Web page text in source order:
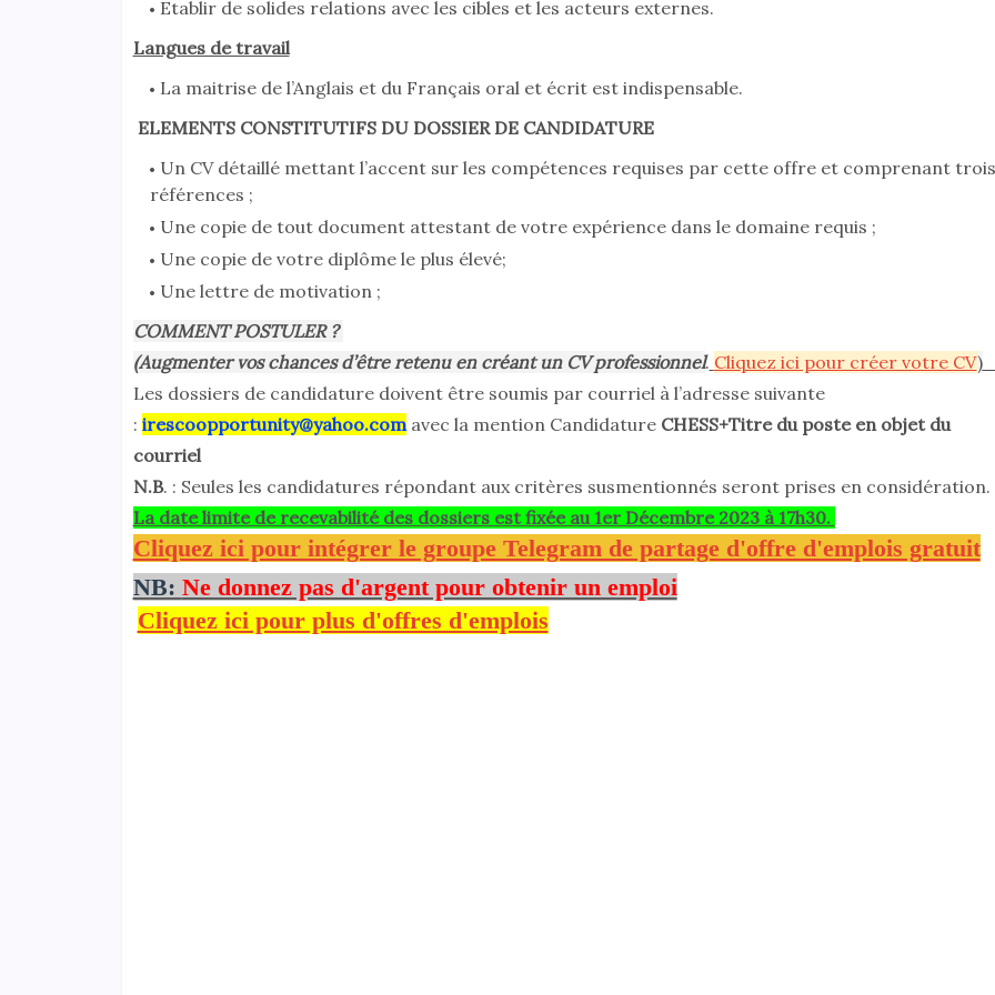
Etablir de solides relations avec les cibles et les acteurs externes.
Langues de travail
La maitrise de l’Anglais et du Français oral et écrit est indispensable.
ELEMENTS CONSTITUTIFS DU DOSSIER DE CANDIDATURE
Un CV détaillé mettant l’accent sur les compétences requises par cette offre et comprenant trois
références ;
Une copie de tout document attestant de votre expérience dans le domaine requis ;
Une copie de votre diplôme le plus élevé;
Une lettre de motivation ;
COMMENT POSTULER ?
(Augmenter vos chances d’être retenu en créant un CV professionnel. Cliquez ici pour créer votre CV)
Les dossiers de candidature doivent être soumis par courriel à l’adresse suivante
: irescoopportunity@yahoo.comavec la mention Candidature CHESS+Titre du poste en objet du
courriel
N.B. : Seules les candidatures répondant aux critères susmentionnés seront prises en considération.
La date limite de recevabilité des dossiers est fixée au 1er Décembre 2023 à 17h30.
Cliquez ici pour intégrer le groupe Telegram de partage d'offre d'emplois gratuit
NB: Ne donnez pas d'argent pour obtenir un emploi
Cliquez ici pour plus d'offres d'emplois